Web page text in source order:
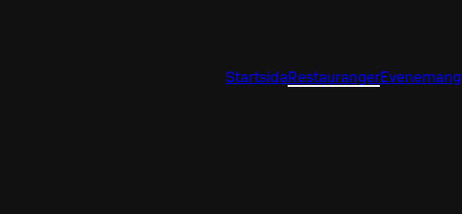
Startsida RestaurangerEvenemang